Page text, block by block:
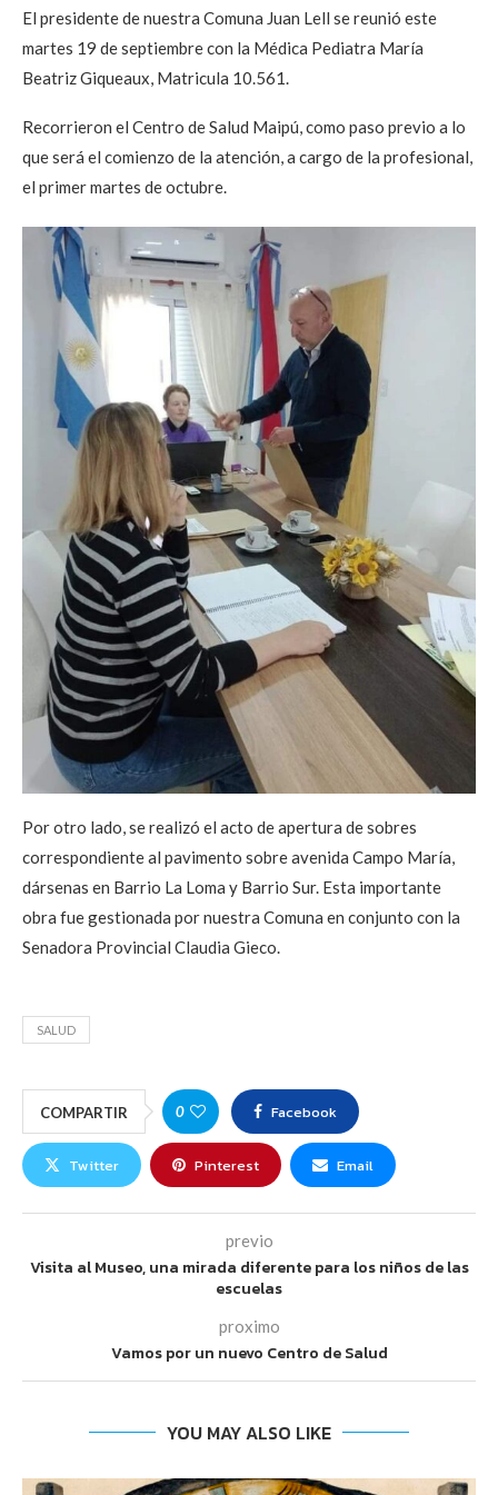
El presidente de nuestra Comuna Juan Lell se reunió este
martes 19 de septiembre con la Médica Pediatra María
Beatriz Giqueaux, Matricula 10.561.
Recorrieron el Centro de Salud Maipú, como paso previo a lo
que será el comienzo de la atención, a cargo de la profesional,
el primer martes de octubre.
Por otro lado, se realizó el acto de apertura de sobres
correspondiente al pavimento sobre avenida Campo María,
dársenas en Barrio La Loma y Barrio Sur. Esta importante
obra fue gestionada por nuestra Comuna en conjunto con la
Senadora Provincial Claudia Gieco.
SALUD
COMPARTIR 0 Facebook
Twitter Pinterest Email
previo
Visita al Museo, una mirada diferente para los niños de las
escuelas
proximo
Vamos por un nuevo Centro de Salud
YOU MAY ALSO LIKE